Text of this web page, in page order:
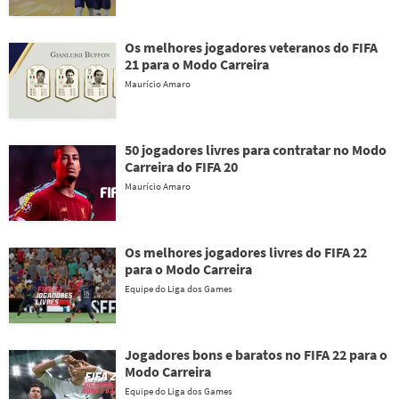
Os melhores jogadores veteranos do FIFA
21 para o Modo Carreira
Maurício Amaro
50 jogadores livres para contratar no Modo
Carreira do FIFA 20
Maurício Amaro
Os melhores jogadores livres do FIFA 22
para o Modo Carreira
Equipe do Liga dos Games
Jogadores bons e baratos no FIFA 22 para o
Modo Carreira
Equipe do Liga dos Games